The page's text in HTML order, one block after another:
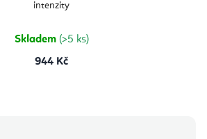
intenzity
Skladem (>5 ks)
944 Kč